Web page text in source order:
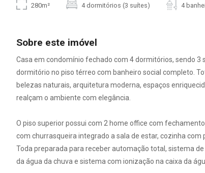
280m² 4 dormitórios (3 suítes) 4
Sobre este imóvel
Casa em condomínio fechado com 4 dormitórios, sendo
dormitório no piso térreo com banheiro social completo.
belezas naturais, arquitetura moderna, espaços
realçam o ambiente com elegância.
O piso superior possui com 2 home office com
com churrasqueira integrado a sala de estar, cozinha
Toda preparada para receber automação total, sistema
da água da chuva e sistema com ionização na caixa da